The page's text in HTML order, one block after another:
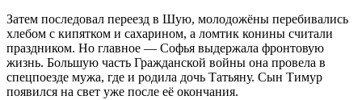
Затем последовал переезд в Шую, молодожёны перебивались
хлебом с кипятком и сахарином, а ломтик конины считали
праздником. Но главное — Софья выдержала фронтовую
жизнь. Большую часть Гражданской войны она провела в
спецпоезде мужа, где и родила дочь Татьяну. Сын Тимур
появился на свет уже после её окончания.